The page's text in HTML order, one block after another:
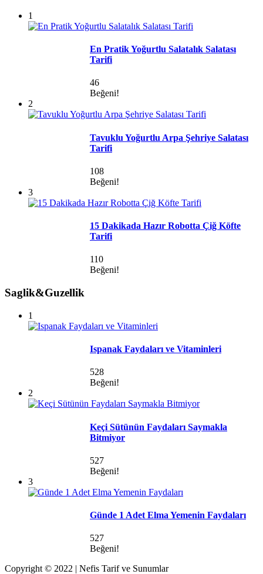
1
En Pratik Yoğurtlu Salatalık Salatası
Tarifi
46
Beğeni!
2
Tavuklu Yoğurtlu Arpa Şehriye Salatası
Tarifi
108
Beğeni!
3
15 Dakikada Hazır Robotta Çiğ Köfte
Tarifi
110
Beğeni!
Saglik&Guzellik
1
Ispanak Faydaları ve Vitaminleri
528
Beğeni!
2
Keçi Sütünün Faydaları Saymakla
Bitmiyor
527
Beğeni!
3
Günde 1 Adet Elma Yemenin Faydaları
527
Beğeni!
Copyright © 2022 | Nefis Tarif ve Sunumlar